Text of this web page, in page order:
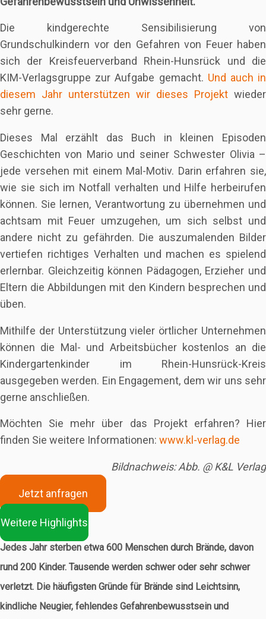
Die kindgerechte Sensibilisierung von
Grundschulkindern vor den Gefahren von Feuer haben
sich der Kreisfeuerverband Rhein-Hunsrück und die
KIM-Verlagsgruppe zur Aufgabe gemacht. Und auch in
diesem Jahr unterstützen wir dieses Projekt wieder
sehr gerne.
Dieses Mal erzählt das Buch in kleinen Episoden
Geschichten von Mario und seiner Schwester Olivia –
jede versehen mit einem Mal-Motiv. Darin erfahren sie,
wie sie sich im Notfall verhalten und Hilfe herbeirufen
können. Sie lernen, Verantwortung zu übernehmen und
achtsam mit Feuer umzugehen, um sich selbst und
andere nicht zu gefährden. Die auszumalenden Bilder
vertiefen richtiges Verhalten und machen es spielend
erlernbar. Gleichzeitig können Pädagogen, Erzieher und
Eltern die Abbildungen mit den Kindern besprechen und
üben.
Mithilfe der Unterstützung vieler örtlicher Unternehmen
können die Mal- und Arbeitsbücher kostenlos an die
Kindergartenkinder im Rhein-Hunsrück-Kreis
ausgegeben werden. Ein Engagement, dem wir uns sehr
gerne anschließen.
Möchten Sie mehr über das Projekt erfahren? Hier
finden Sie weitere Informationen: www.kl-verlag.de
Bildnachweis: Abb. @ K&L Verlag
Jetzt anfragen
Weitere Highlights
Jedes Jahr sterben etwa 600 Menschen durch Brände, davon
rund 200 Kinder. Tausende werden schwer oder sehr schwer
verletzt. Die häufigsten Gründe für Brände sind Leichtsinn,
kindliche Neugier, fehlendes Gefahrenbewusstsein und